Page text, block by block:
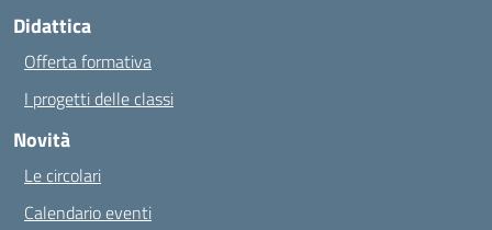
Didattica
Offerta formativa
I progetti delle classi
Novità
Le circolari
Calendario eventi